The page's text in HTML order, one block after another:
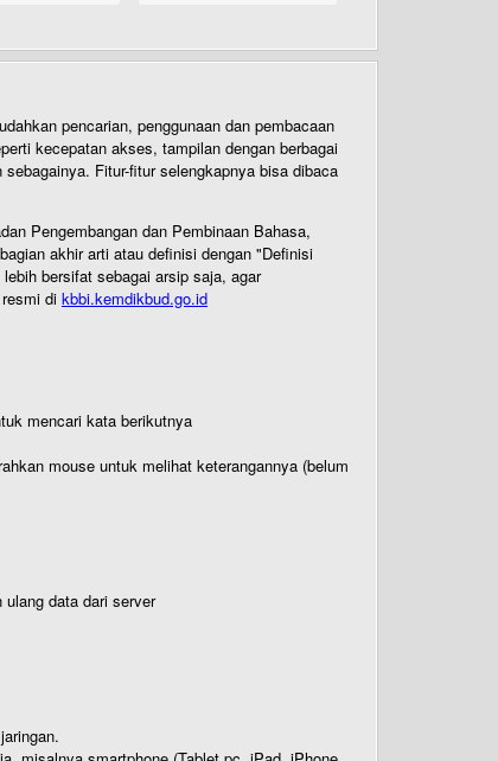
pencarian, penggunaan dan pembacaan
kecepatan akses, tampilan dengan berbagai
Fitur-fitur selengkapnya bisa dibaca
Pengembangan dan Pembinaan Bahasa,
akhir arti atau definisi dengan "Definisi
bersifat sebagai arsip saja, agar
di kbbi.kemdikbud.go.id
mencari kata berikutnya
mouse untuk melihat keterangannya (belum
data dari server